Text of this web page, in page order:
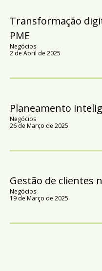
Transformação
PME
Negócios
2 de Abril de 2025
Planeamento
Negócios
26 de Março de 2025
Gestão de clientes
Negócios
19 de Março de 2025